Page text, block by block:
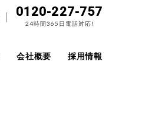
0120-227-757
24時間365日電話対応!
会社概要 採用情報